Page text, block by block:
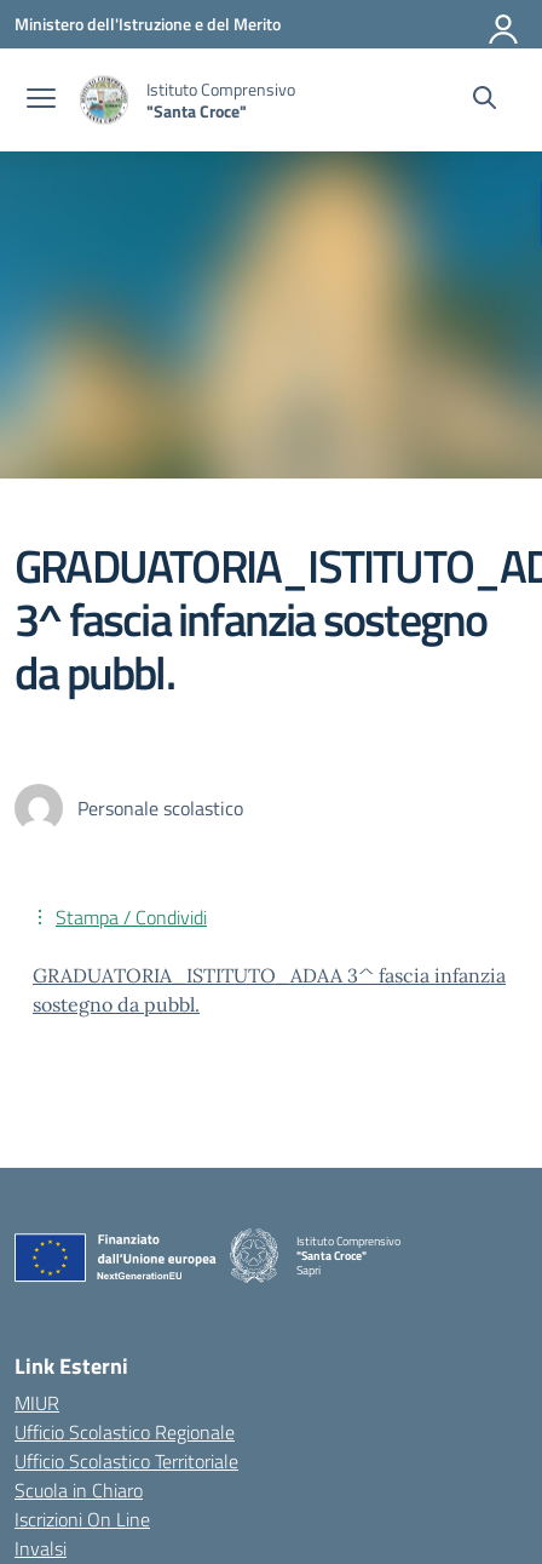
Vai ai contenuti
Vai al menu di navigazione
Vai al footer
Ministero dell'Istruzione e del Merito
Istituto Comprensivo
"Santa Croce"
3^ fascia infanzia sostegno
da pubbl.
Personale scolastico
Stampa / Condividi
GRADUATORIA_ISTITUTO_ADAA 3^ fascia infanzia
sostegno da pubbl.
Istituto Comprensivo
"Santa Croce"
Sapri
— Visita la pagina iniziale della scuola
Link Esterni
MIUR
Ufficio Scolastico Regionale
Ufficio Scolastico Territoriale
Scuola in Chiaro
Iscrizioni On Line
Invalsi